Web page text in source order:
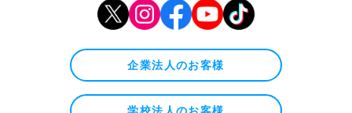
企業法人のお客様
学校法人のお客様